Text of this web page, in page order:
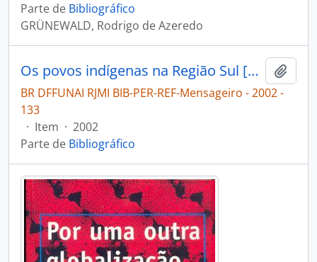
Parte de Bibliográfico
GRÜNEWALD, Rodrigo de Azeredo
Os povos indígenas na Região Sul [Mensageiro]
BR DFFUNAI RJMI BIB-PER-REF-Mensageiro - 2002 -
133
· Item · 2002
Parte de Bibliográfico